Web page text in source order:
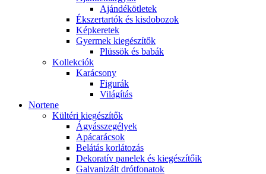
Ajándékötletek
Ékszertartók és kisdobozok
Képkeretek
Gyermek kiegészítők
Plüssök és babák
Kollekciók
Karácsony
Figurák
Világítás
Nortene
Kültéri kiegészítők
Ágyásszegélyek
Apácarácsok
Belátás korlátozás
Dekoratív panelek és kiegészítőik
Galvanizált drótfonatok